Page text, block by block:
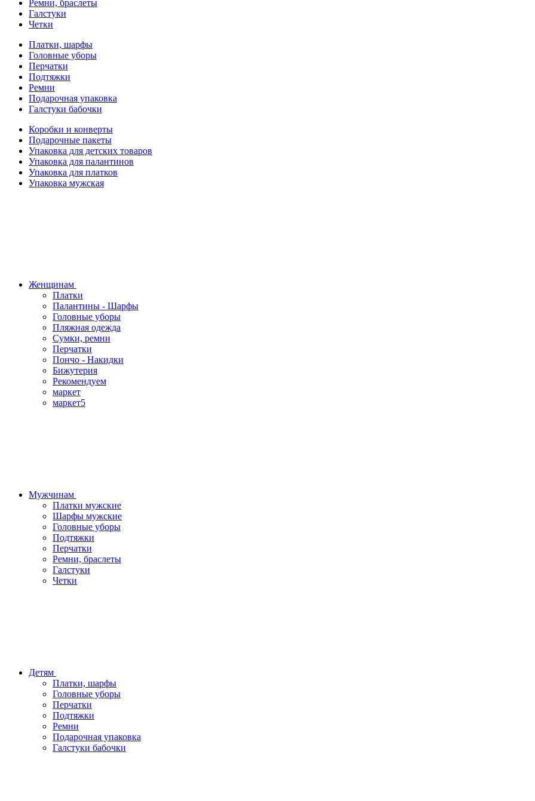
Ремни, браслеты
Галстуки
Четки
Платки, шарфы
Головные уборы
Перчатки
Подтяжки
Ремни
Подарочная упаковка
Галстуки бабочки
Коробки и конверты
Подарочные пакеты
Упаковка для детских товаров
Упаковка для палантинов
Упаковка для платков
Упаковка мужская
Женщинам
Платки
Палантины - Шарфы
Головные уборы
Пляжная одежда
Сумки, ремни
Перчатки
Пончо - Накидки
Бижутерия
Рекомендуем
маркет
маркет5
Мужчинам
Платки мужские
Шарфы мужские
Головные уборы
Подтяжки
Перчатки
Ремни, браслеты
Галстуки
Четки
Детям
Платки, шарфы
Головные уборы
Перчатки
Подтяжки
Ремни
Подарочная упаковка
Галстуки бабочки